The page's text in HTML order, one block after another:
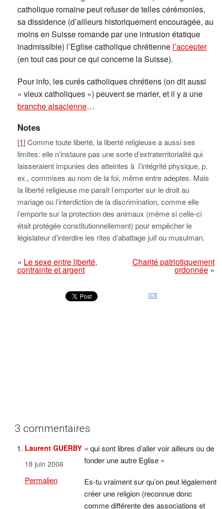
catholique romaine peut refuser de telles cérémonies,
sa dissidence (d’ailleurs historiquement encouragée, au
moins en Suisse romande par une intrusion étatique
inadmissible) l’Eglise catholique chrétienne l’accepter
(en tout cas pour ce qui concerne la Suisse).
Pour info, les curés catholiques chrétiens (on dit aussi
« vieux catholiques ») peuvent se marier, et il y a une
branche alsacienne…
Notes
[1] Comme toute liberté, la liberté religieuse a aussi ses
limites: elle n’instaure pas une sorte d’extraterritorialité qui
laisseraient impunies des atteintes à l’intégrité physique, p.
ex., commises au nom de la foi, même entre adeptes. Mais
la liberté religieuse me paraît l’emporter sur le droit au
mariage ou l’interdiction de la discrimination, comme elle
l’emporte sur la protection des animaux (même si celle-ci
était protégée constitutionnellement) pour empêcher le
législateur d’interdire les rites d’abattage juif ou musulman.
« Le sexe entre liberté,
contrainte et argent
Charité patriotiquement
ordonnée»
3 commentaires
Laurent GUERBY
18 juin 2006
Permalien
« qui sont libres d’aller voir ailleurs ou de
fonder une autre Eglise »
Es-tu vraiment sur qu’on peut légalement
créer une religion (reconnue donc
comme différente des associations et